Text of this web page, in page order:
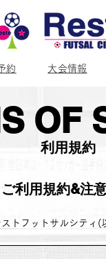
約 大会情報
OF
利用規約
ご利用規約&注
トフットサルシティ(